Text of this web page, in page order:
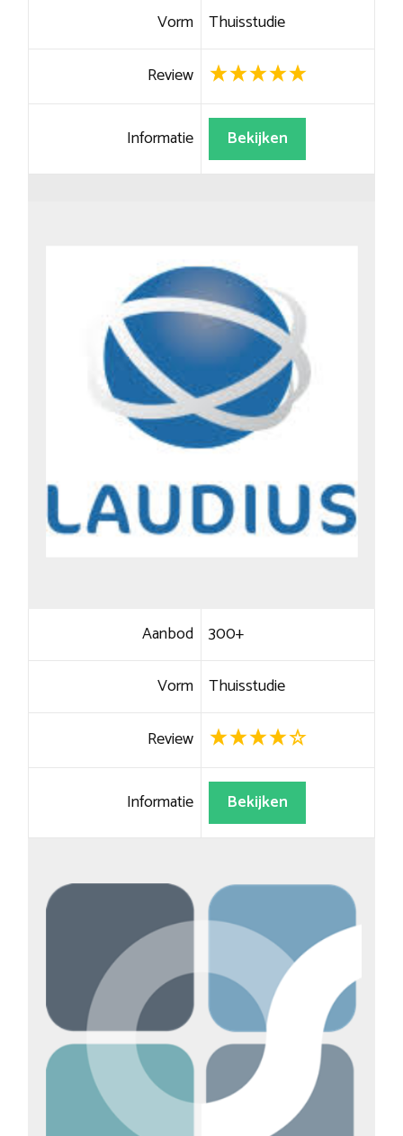
Vorm Thuisstudie
Review
Informatie Bekijken
Aanbod 300+
Vorm Thuisstudie
Review
Informatie Bekijken